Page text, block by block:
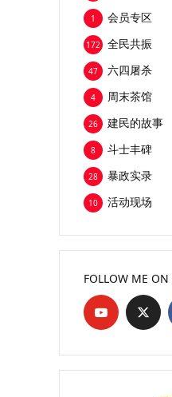
会员专区
1
全民共振
172
六四屠杀
47
周末茶馆
4
建民的故事
26
斗士丰碑
8
暴政实录
28
活动现场
10
FOLLOW ME ON